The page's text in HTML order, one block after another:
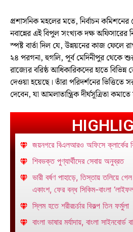
প্রশাসনিক মহলের মতে, নির্বাচন কমিশনের
নবান্নের এই বিপুল সংখ্যক দক্ষ অফিসারের
স্পষ্ট বার্তা দিল যে, উন্নয়নের কাজ ফেলে
২৪ পরগনা, হুগলি, পূর্ব মেদিনীপুর থেকে
রাজ্যের বরিষ্ঠ আধিকারিকদের হাতে
দেওয়া হয়েছে। তাঁরা পরিদর্শনের ভিত্তিতে
দেবেন, যা আমলাতান্ত্রিক দীর্ঘসূত্রিতা
জয়নগরে বিএলআরও অফিসে ক্লার্কের
শিবভক্ত পুণ্যার্থীদের সেবায় অনুব্রত
ভারী বর্ষণ পাহাড়ে, তিস্তায় তলিয়ে
একাংশ, ফের বন্ধ সিকিম-বাংলা
স্লিম হতে শরীরচর্চার বিকল্প তিন ফর্মুলা
বাংলা ভাষার মর্যাদায়, বাংলা